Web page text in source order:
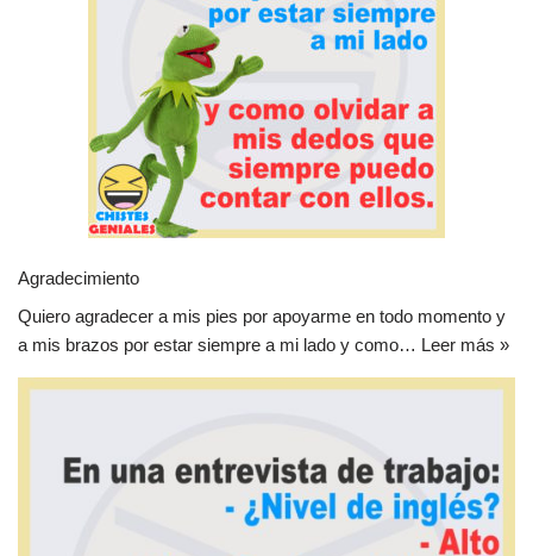
Agradecimiento
Quiero agradecer a mis pies por apoyarme en todo momento y
a mis brazos por estar siempre a mi lado y como… Leer más »